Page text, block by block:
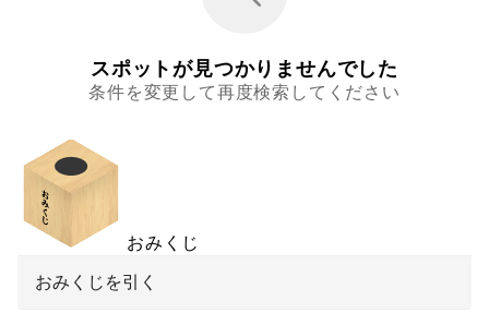
スポットが見つかりませんでした
条件を変更して再度検索してください
おみくじ
おみくじを引く